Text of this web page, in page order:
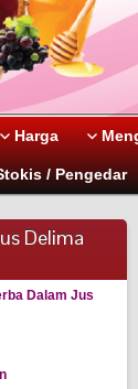
Harga
/ Pengedar
Delima
Dalam Jus